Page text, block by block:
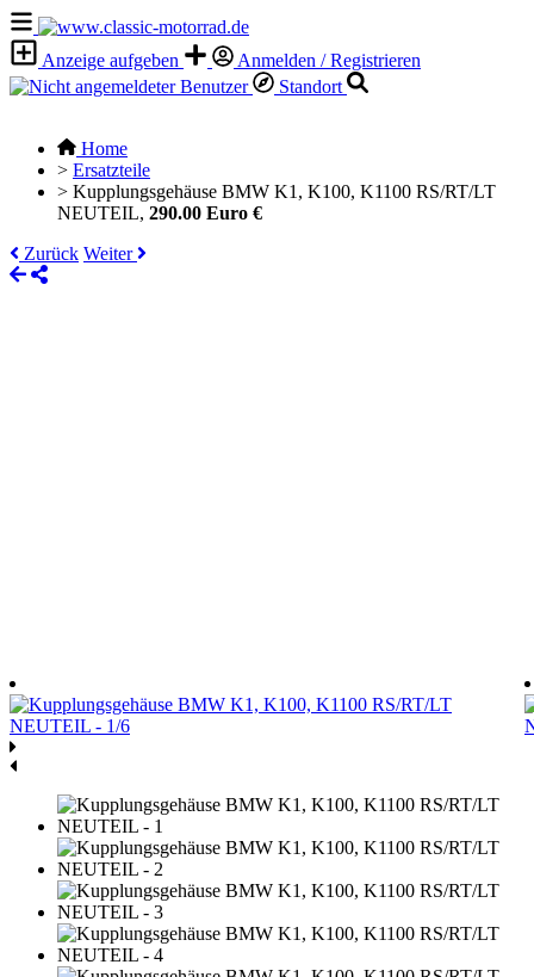
Anzeige aufgeben
Anmelden / Registrieren
Standort
Home
> Ersatzteile
> Kupplungsgehäuse BMW K1, K100, K1100 RS/RT/LT
NEUTEIL, 290.00 Euro €
Zurück Weiter